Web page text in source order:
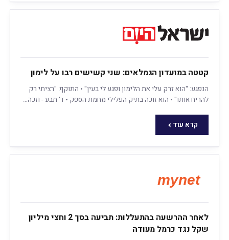
קטטה במועדון הגמלאים: שני קשישים רבו על לימון
הנפגע: "הוא זרק עלי את הלימון ופגע לי בעין" • התוקף: "רציתי רק
להריח אותו" • הוא זוכה בתיק הפלילי מחמת הספק • ד' תבע - וזכה…
קרא עוד
לאחר ההרשעה בהתעללות: תביעה בסך 2 וחצי מיליון
שקל נגד כרמל מעודה